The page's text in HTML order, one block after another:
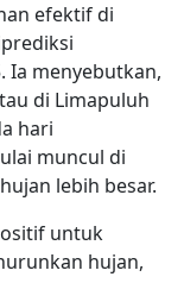
efektif di
Ia menyebutkan,
di Limapuluh
hari
muncul di
lebih besar.
untuk
hujan,